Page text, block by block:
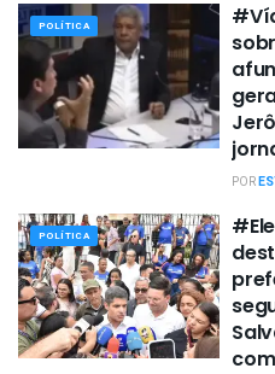
POLÍTICA
POR
POLÍTICA